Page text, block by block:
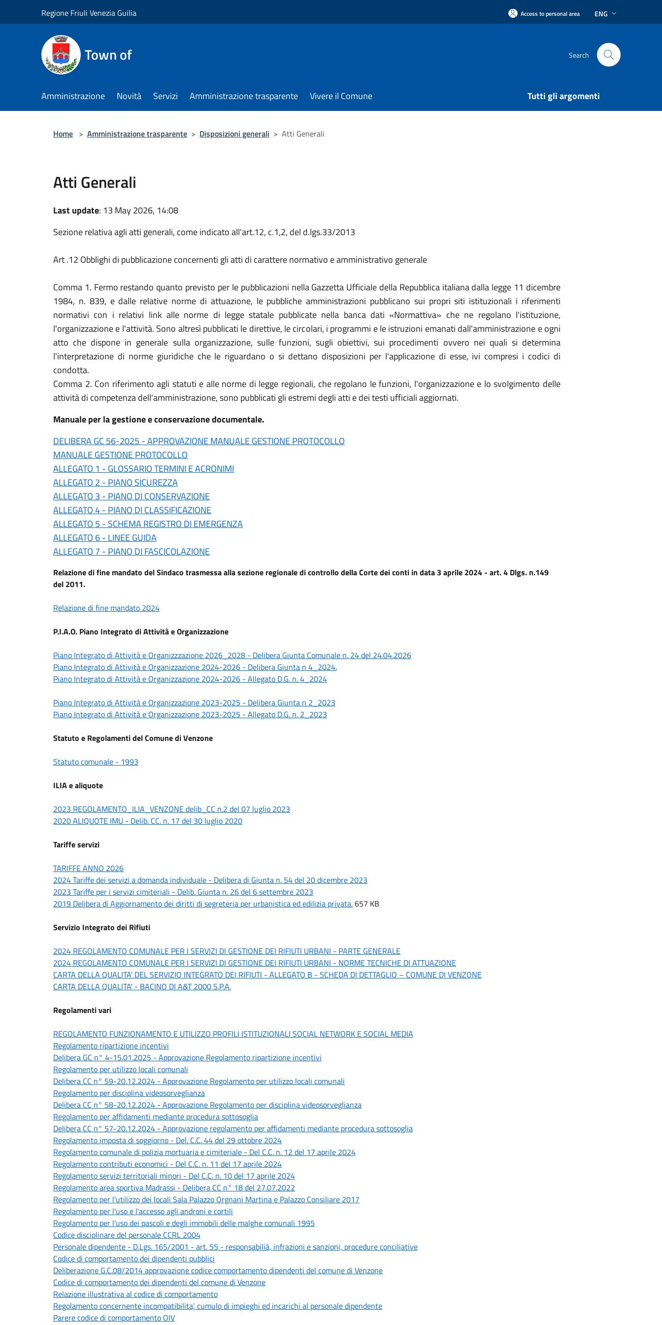
Regione Friuli Venezia Guilia Access to personal area ENG
Town of Search
Amministrazione Novità Servizi Amministrazione trasparente Vivere il Comune Tutti gli argomenti
Home > Amministrazione trasparente > Disposizioni generali > Atti Generali
Atti Generali
Last update: 13 May 2026, 14:08
Sezione relativa agli atti generali, come indicato all'art.12, c.1,2, del d.lgs.33/2013
Art .12 Obblighi di pubblicazione concernenti gli atti di carattere normativo e amministrativo generale
Comma 1. Fermo restando quanto previsto per le pubblicazioni nella Gazzetta Ufficiale della Repubblica italiana dalla legge 11 dicembre
1984, n. 839, e dalle relative norme di attuazione, le pubbliche amministrazioni pubblicano sui propri siti istituzionali i riferimenti
normativi con i relativi link alle norme di legge statale pubblicate nella banca dati «Normattiva» che ne regolano l'istituzione,
l'organizzazione e l'attività. Sono altresì pubblicati le direttive, le circolari, i programmi e le istruzioni emanati dall'amministrazione e ogni
atto che dispone in generale sulla organizzazione, sulle funzioni, sugli obiettivi, sui procedimenti ovvero nei quali si determina
l'interpretazione di norme giuridiche che le riguardano o si dettano disposizioni per l'applicazione di esse, ivi compresi i codici di
condotta.
Comma 2. Con riferimento agli statuti e alle norme di legge regionali, che regolano le funzioni, l'organizzazione e lo svolgimento delle
attività di competenza dell'amministrazione, sono pubblicati gli estremi degli atti e dei testi ufficiali aggiornati.
Manuale per la gestione e conservazione documentale.
DELIBERA GC 56-2025 - APPROVAZIONE MANUALE GESTIONE PROTOCOLLO
MANUALE GESTIONE PROTOCOLLO
ALLEGATO 1 - GLOSSARIO TERMINI E ACRONIMI
ALLEGATO 2 - PIANO SICUREZZA
ALLEGATO 3 - PIANO DI CONSERVAZIONE
ALLEGATO 4 - PIANO DI CLASSIFICAZIONE
ALLEGATO 5 - SCHEMA REGISTRO DI EMERGENZA
ALLEGATO 6 - LINEE GUIDA
ALLEGATO 7 - PIANO DI FASCICOLAZIONE
Relazione di fine mandato del Sindaco trasmessa alla sezione regionale di controllo della Corte dei conti in data 3 aprile 2024 - art. 4 Dlgs. n.149
del 2011.
Relazione di fine mandato 2024
P.I.A.O. Piano Integrato di Attività e Organizzazione
Piano Integrato di Attività e Organizzzazione 2026_2028 - Delibera Giunta Comunale n. 24 del 24.04.2026
Piano Integrato di Attività e Organizzazione 2024-2026 - Delibera Giunta n 4_2024,
Piano Integrato di Attività e Organizzazione 2024-2026 - Allegato D.G. n. 4_2024
Piano Integrato di Attività e Organizzazione 2023-2025 - Delibera Giunta n 2_2023
Piano Integrato di Attività e Organizzazione 2023-2025 - Allegato D.G. n. 2_2023
Statuto e Regolamenti del Comune di Venzone
Statuto comunale - 1993
ILIA e aliquote
2023 REGOLAMENTO_ILIA_VENZONE delib_CC n.2 del 07 luglio 2023
2020 ALIQUOTE IMU - Delib. CC. n. 17 del 30 luglio 2020
Tariffe servizi
TARIFFE ANNO 2026
2024 Tariffe dei servizi a domanda individuale - Delibera di Giunta n. 54 del 20 dicembre 2023
2023 Tariffe per i servizi cimiteriali - Delib. Giunta n. 26 del 6 settembre 2023
2019 Delibera di Aggiornamento dei diritti di segreteria per urbanistica ed edilizia privata.657 KB
Servizio Integrato dei Rifiuti
2024 REGOLAMENTO COMUNALE PER I SERVIZI DI GESTIONE DEI RIFIUTI URBANI - PARTE GENERALE
2024 REGOLAMENTO COMUNALE PER I SERVIZI DI GESTIONE DEI RIFIUTI URBANI - NORME TECNICHE DI ATTUAZIONE
CARTA DELLA QUALITA’ DEL SERVIZIO INTEGRATO DEI RIFIUTI - ALLEGATO B - SCHEDA DI DETTAGLIO – COMUNE DI VENZONE
CARTA DELLA QUALITA' - BACINO DI A&T 2000 S.P.A.
Regolamenti vari
REGOLAMENTO FUNZIONAMENTO E UTILIZZO PROFILI ISTITUZIONALI SOCIAL NETWORK E SOCIAL MEDIA
Regolamento ripartizione incentivi
Delibera GC n° 4-15.01.2025 - Approvazione Regolamento ripartizione incentivi
Regolamento per utilizzo locali comunali
Delibera CC n° 59-20.12.2024 - Approvazione Regolamento per utilizzo locali comunali
Regolamento per disciplina videosorveglianza
Delibera CC n° 58-20.12.2024 - Approvazione Regolamento per disciplina videosorveglianza
Regolamento per affidamenti mediante procedura sottosoglia
Delibera CC n° 57-20.12.2024 - Approvazione regolamento per affidamenti mediante procedura sottosoglia
Regolamento imposta di soggiorno - Del. C.C. 44 del 29 ottobre 2024
Regolamento comunale di polizia mortuaria e cimiteriale - Del C.C. n. 12 del 17 aprile 2024
Regolamento contributi economici - Del C.C. n. 11 del 17 aprile 2024
Regolamento servizi territoriali minori - Del C.C. n. 10 del 17 aprile 2024
Regolamento area sportiva Madrassi - Delibera CC n° 18 del 27.07.2022
Regolamento per l'utilizzo dei locali Sala Palazzo Orgnani Martina e Palazzo Consiliare 2017
Regolamento per l'uso e l'accesso agli androni e cortili
Regolamento per l'uso dei pascoli e degli immobili delle malghe comunali 1995
Codice disciplinare del personale CCRL 2004
Personale dipendente - D.Lgs. 165/2001 - art. 55 - responsabilià, infrazioni e sanzioni, procedure conciliative
Codice di comportamento dei dipendenti pubblici
Deliberazione G.C.08/2014 approvazione codice comportamento dipendenti del comune di Venzone
Codice di comportamento dei dipendenti del comune di Venzone
Relazione illustrativa al codice di comportamento
Regolamento concernente incompatibilita’, cumulo di impieghi ed incarichi al personale dipendente
Parere codice di comportamento OIV